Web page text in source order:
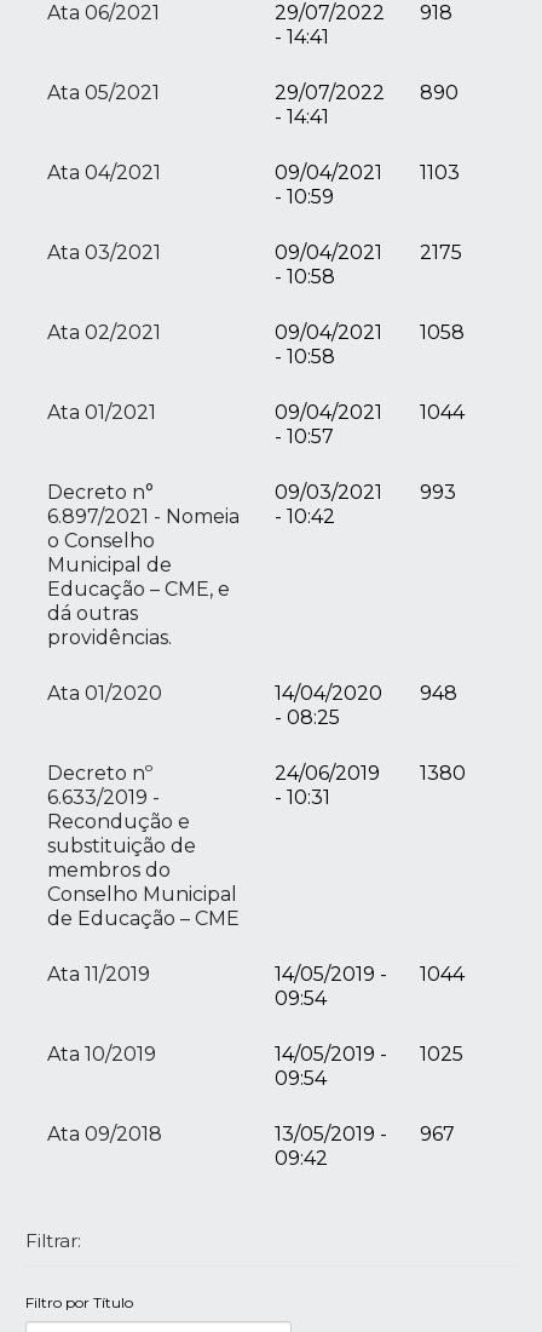
Ata 06/2021
29/07/2022
- 14:41
918
Ata 05/2021
29/07/2022
- 14:41
890
Ata 04/2021
09/04/2021
- 10:59
1103
Ata 03/2021
09/04/2021
- 10:58
2175
Ata 02/2021
09/04/2021
- 10:58
1058
Ata 01/2021
09/04/2021
- 10:57
1044
Decreto n°
6.897/2021 - Nomeia
o Conselho
Municipal de
Educação – CME, e
dá outras
providências.
09/03/2021
- 10:42
993
Ata 01/2020
14/04/2020
- 08:25
948
Decreto nº
6.633/2019 -
Recondução e
substituição de
membros do
Conselho Municipal
de Educação – CME
24/06/2019
- 10:31
1380
Ata 11/2019
14/05/2019 -
09:54
1044
Ata 10/2019
14/05/2019 -
09:54
1025
Ata 09/2018
13/05/2019 -
09:42
967
Filtrar:
Filtro por Título